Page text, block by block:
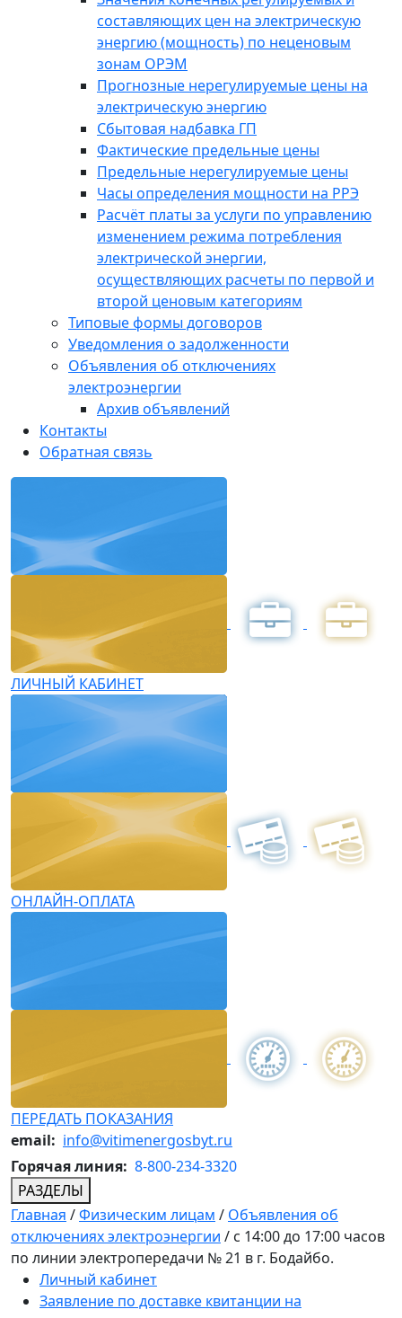
составляющих цен на электрическую
энергию (мощность) по неценовым
зонам ОРЭМ
Прогнозные нерегулируемые цены на
электрическую энергию
Сбытовая надбавка ГП
Фактические предельные цены
Предельные нерегулируемые цены
Часы определения мощности на РРЭ
Расчёт платы за услуги по управлению
изменением режима потребления
электрической энергии,
осуществляющих расчеты по первой и
второй ценовым категориям
Типовые формы договоров
Уведомления о задолженности
Объявления об отключениях
электроэнергии
Архив объявлений
Контакты
Обратная связь
ЛИЧНЫЙ КАБИНЕТ
ОНЛАЙН-ОПЛАТА
ПЕРЕДАТЬ ПОКАЗАНИЯ
email: info@vitimenergosbyt.ru
Горячая линия: 8-800-234-3320
РАЗДЕЛЫ
Главная /Физическим лицам / Объявления об
отключениях электроэнергии / с 14:00 до 17:00 часов
по линии электропередачи № 21 в г. Бодайбо.
Личный кабинет
Заявление по доставке квитанции на